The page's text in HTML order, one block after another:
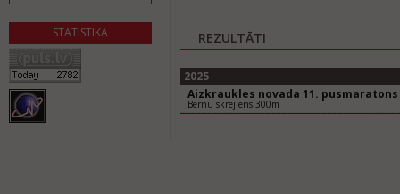
STATISTIKA REZULTĀTI
2025
Aizkraukles novada 11. pusmaratons
Bērnu skrējiens 300m